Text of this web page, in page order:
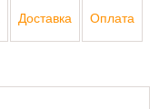
Доставка Оплата